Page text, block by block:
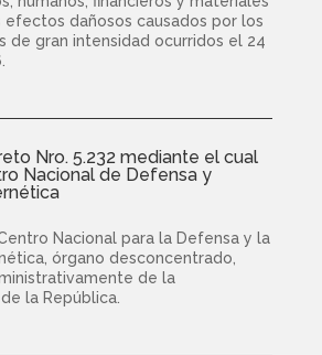
dañosos causados por los
de gran intensidad ocurridos el 24
Nro. 5.232 mediante el cual
Nacional de Defensa y
Nacional para la Defensa y la
órgano desconcentrado,
de la
la República.